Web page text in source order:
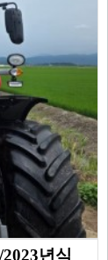
년식